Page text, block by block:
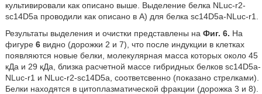
культивировали как описано выше. Выделение белка NLuc-r2-
sc14D5a проводили как описано в А) для белка sc14D5a-NLuc-r1.
Результаты выделения и очистки представлены на Фиг. 6. На
фигуре 6видно (дорожки 2 и 7), что после индукции в клетках
появляются новые белки, молекулярная масса которых около 45
кДа и 29 кДа, близка расчетной массе гибридных белков sc14D5a-
NLuc-r1 и NLuc-r2-sc14D5a, соответсвенно (показано стрелками).
Белки находятся в цитоплазматической фракции (дорожка 3 и 8).